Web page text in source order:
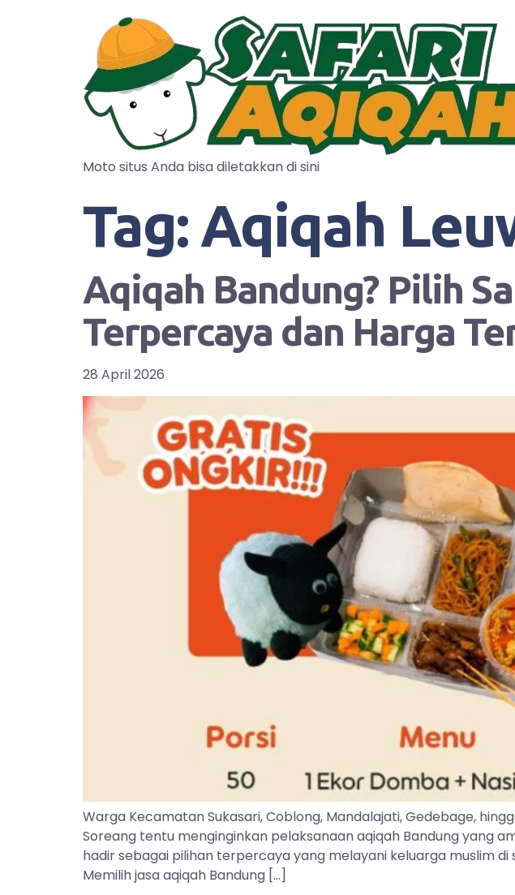
Moto situs Anda bisa diletakkan di sini
Tag: Aqiqah
Aqiqah Bandung? Pilih
Terpercaya dan Harga
28 April 2026
Warga Kecamatan Sukasari, Coblong, Mandalajati, Gedebage,
Soreang tentu menginginkan pelaksanaan aqiqah Bandung yang
hadir sebagai pilihan terpercaya yang melayani keluarga muslim
Memilih jasa aqiqah Bandung […]